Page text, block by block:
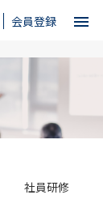
会員登録 menu
社員研修